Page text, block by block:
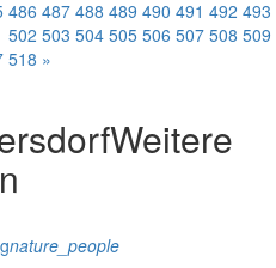
486 487 488 489 490 491 492 493
502 503 504 505 506 507 508 509
518 »
Weitere
nature_people